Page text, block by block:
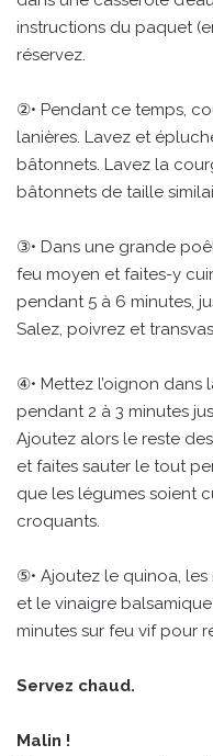
instructions du paquet
réservez.
②• Pendant ce temps,
lanières. Lavez et
bâtonnets. Lavez la
bâtonnets de taille
③• Dans une grande
feu moyen et faites-y
pendant 5 à 6 minutes,
Salez, poivrez et
④• Mettez l’oignon
pendant 2 à 3 minutes
Ajoutez alors le reste
et faites sauter le tout
que les légumes soient
croquants.
⑤• Ajoutez le quinoa,
et le vinaigre
minutes sur feu vif pour
Servez chaud.
Malin !